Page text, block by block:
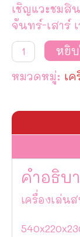
เชิญแวะชมสิ
จันทร์-เสาร์
จำนวน
เครื่อง
สนาม
ทอง
ผอง
ชิ้น
หยิ
หมวดหมู่: เ
คำอธิบ
เครื่องเล่น